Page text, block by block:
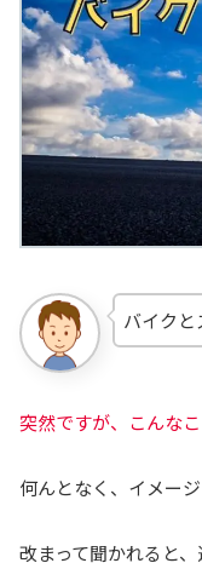
バイクと
突然ですが、こんな
何んとなく、イメー
改まって聞かれると